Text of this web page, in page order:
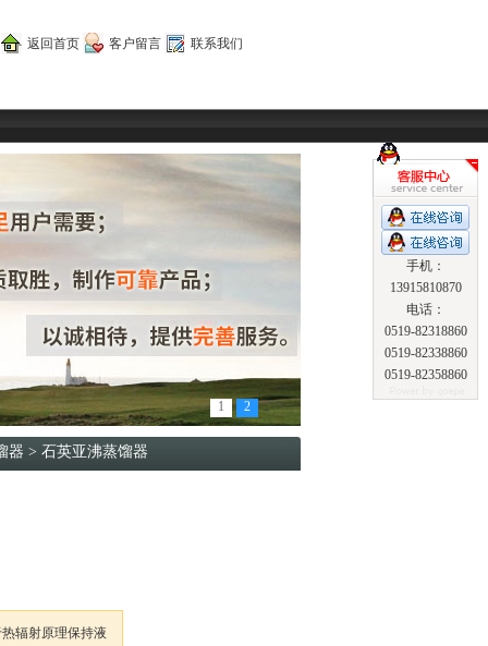
返回首页 客户留言 联系我们
1 2
手机：
13915810870
电话：
0519-82318860
0519-82338860
0519-82358860
器 > 石英亚沸蒸馏器
辐射原理保持液